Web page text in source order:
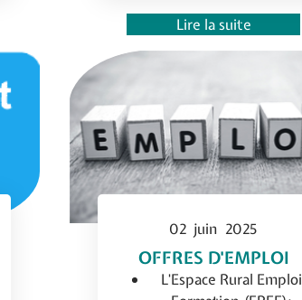
Lire la suite
02 juin 2025
OFFRES D'EMPLOI
L'Espace Rural Emploi